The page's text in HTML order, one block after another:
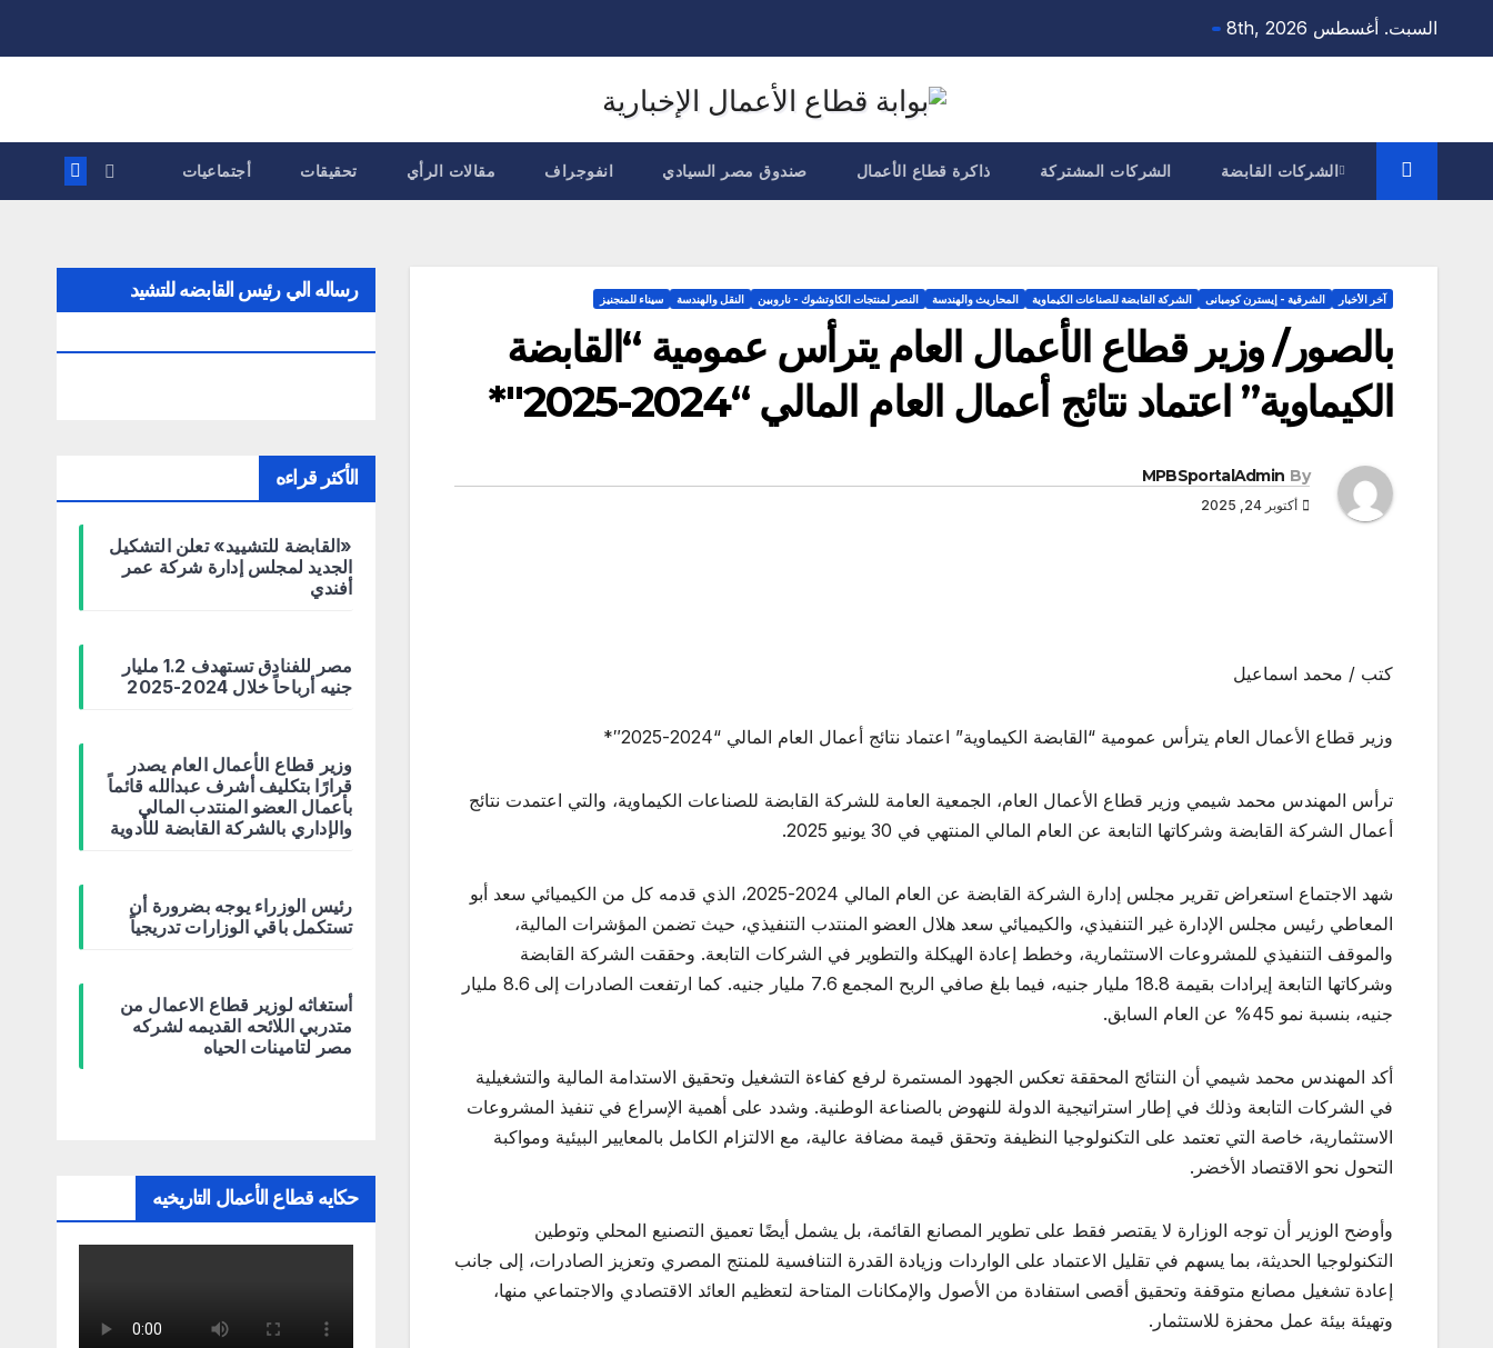
السبت. أغسطس 8th, 2026
الشركات القابضة الشركات المشتركة ذاكرة قطاع الأعمال صندوق مصر السيادي انفوجراف مقالات الرأي تحقيقات أجتماعيات
آخر الأخبار الشرقية - إيسترن كومبانى الشركة القابضة للصناعات الكيماوية المحاريث والهندسة النصر لمنتجات الكاوتشوك - ناروبين النقل والهندسة سيناء للمنجنيز
بالصور/ وزير قطاع الأعمال العام يترأس عمومية “القابضة
الكيماوية” اعتماد نتائج أعمال العام المالي “2024-2025″*
By
MPBSportalAdmin
أكتوبر 24, 2025
كتب / محمد اسماعيل
وزير قطاع الأعمال العام يترأس عمومية “القابضة الكيماوية” اعتماد نتائج أعمال العام المالي “2024-2025″*
ترأس المهندس محمد شيمي وزير قطاع الأعمال العام، الجمعية العامة للشركة القابضة للصناعات الكيماوية، والتي اعتمدت نتائج
أعمال الشركة القابضة وشركاتها التابعة عن العام المالي المنتهي في 30 يونيو 2025.
شهد الاجتماع استعراض تقرير مجلس إدارة الشركة القابضة عن العام المالي 2024-2025، الذي قدمه كل من الكيميائي سعد أبو
المعاطي رئيس مجلس الإدارة غير التنفيذي، والكيميائي سعد هلال العضو المنتدب التنفيذي، حيث تضمن المؤشرات المالية،
والموقف التنفيذي للمشروعات الاستثمارية، وخطط إعادة الهيكلة والتطوير في الشركات التابعة. وحققت الشركة القابضة
وشركاتها التابعة إيرادات بقيمة 18.8 مليار جنيه، فيما بلغ صافي الربح المجمع 7.6 مليار جنيه. كما ارتفعت الصادرات إلى 8.6 مليار
جنيه، بنسبة نمو 45% عن العام السابق.
أكد المهندس محمد شيمي أن النتائج المحققة تعكس الجهود المستمرة لرفع كفاءة التشغيل وتحقيق الاستدامة المالية والتشغيلية
في الشركات التابعة وذلك في إطار استراتيجية الدولة للنهوض بالصناعة الوطنية. وشدد على أهمية الإسراع في تنفيذ المشروعات
الاستثمارية، خاصة التي تعتمد على التكنولوجيا النظيفة وتحقق قيمة مضافة عالية، مع الالتزام الكامل بالمعايير البيئية ومواكبة
التحول نحو الاقتصاد الأخضر.
وأوضح الوزير أن توجه الوزارة لا يقتصر فقط على تطوير المصانع القائمة، بل يشمل أيضًا تعميق التصنيع المحلي وتوطين
التكنولوجيا الحديثة، بما يسهم في تقليل الاعتماد على الواردات وزيادة القدرة التنافسية للمنتج المصري وتعزيز الصادرات، إلى جانب
إعادة تشغيل مصانع متوقفة وتحقيق أقصى استفادة من الأصول والإمكانات المتاحة لتعظيم العائد الاقتصادي والاجتماعي منها،
وتهيئة بيئة عمل محفزة للاستثمار.
رساله الي رئيس القابضه للتشيد
الأكثر قراءه
«القابضة للتشييد» تعلن التشكيل
الجديد لمجلس إدارة شركة عمر
أفندي
مصر للفنادق تستهدف 1.2 مليار
جنيه أرباحاً خلال 2024-2025
وزير قطاع الأعمال العام يصدر
قرارًا بتكليف أشرف عبدالله قائماً
بأعمال العضو المنتدب المالي
والإداري بالشركة القابضة للأدوية
رئيس الوزراء يوجه بضرورة أن
تستكمل باقي الوزارات تدريجياً
أستغاثه لوزير قطاع الاعمال من
متدربي اللائحه القديمه لشركه
مصر لتامينات الحياه
حكايه قطاع الأعمال التاريخيه